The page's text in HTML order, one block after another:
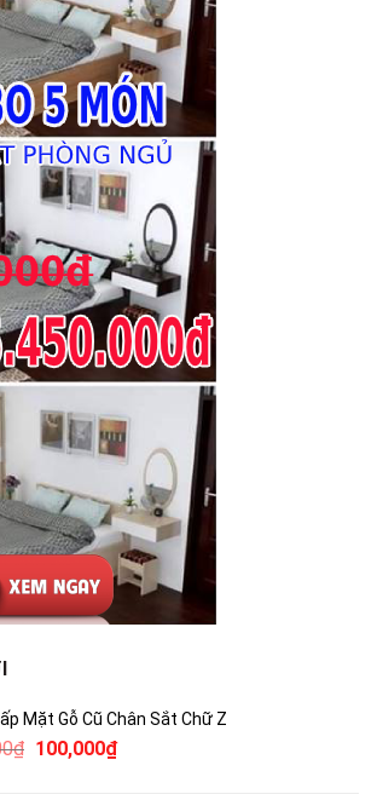
Mặt Gỗ Cũ Chân Sắt Chữ Z
₫ Giá
100,000₫Giá